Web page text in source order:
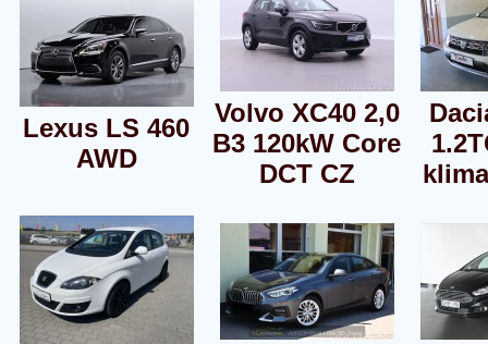
Lexus LS 460
AWD
Volvo XC40 2,0
B3 120kW Core
DCT CZ